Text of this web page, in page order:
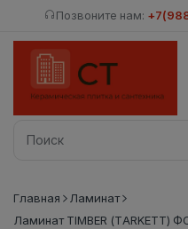
Позвоните нам:
Главная
Ламинат
Ламинат TIMBER (TARKETT)